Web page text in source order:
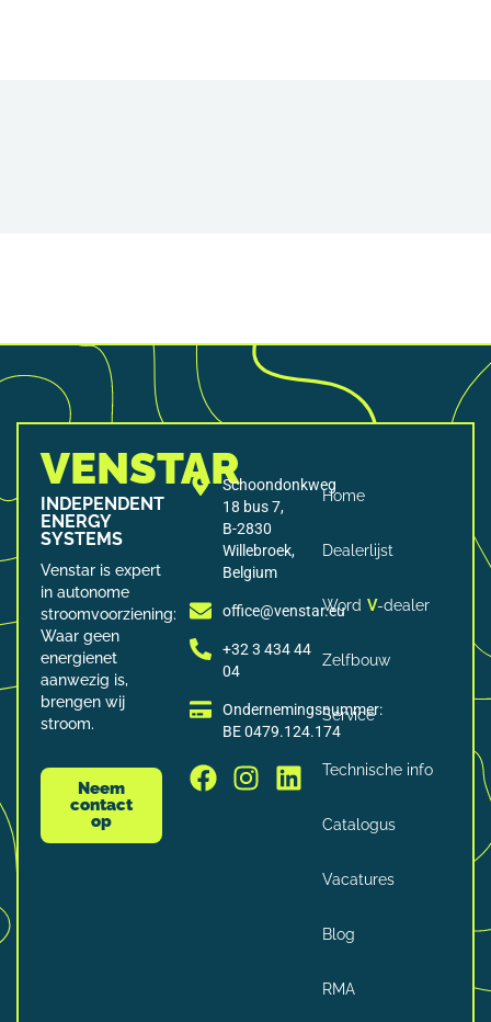
VENSTAR
INDEPENDENT
ENERGY
SYSTEMS
Venstar is expert
in autonome
stroomvoorziening:
Waar geen
energienet
aanwezig is,
brengen wij
stroom.
Neem
contact
op
Schoondonkweg
18 bus 7,
B-2830
Willebroek,
Belgium
office@venstar.eu
+32 3 434 44
04
Ondernemingsnummer:
BE 0479.124.174
Home
Dealerlijst
Word V-dealer
Zelfbouw
Service
Technische info
Catalogus
Vacatures
Blog
RMA